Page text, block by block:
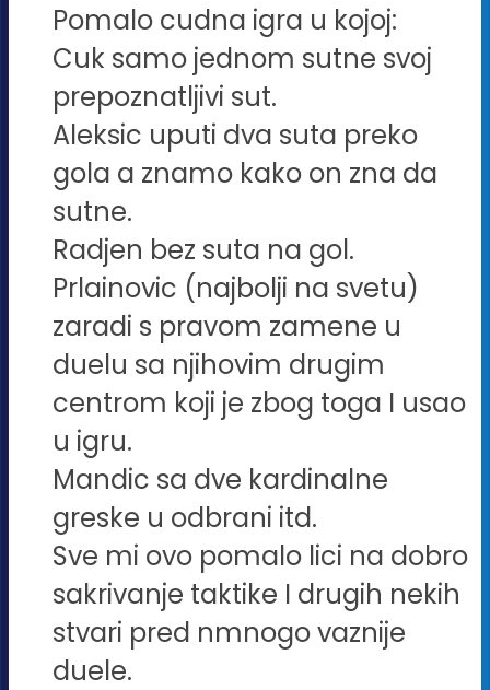
Pomalo cudna igra u kojoj:
Cuk samo jednom sutne svoj
prepoznatljivi sut.
Aleksic uputi dva suta preko
gola a znamo kako on zna da
sutne.
Radjen bez suta na gol.
Prlainovic (najbolji na svetu)
zaradi s pravom zamene u
duelu sa njihovim drugim
centrom koji je zbog toga I usao
u igru.
Mandic sa dve kardinalne
greske u odbrani itd.
Sve mi ovo pomalo lici na dobro
sakrivanje taktike I drugih nekih
stvari pred nmnogo vaznije
duele.